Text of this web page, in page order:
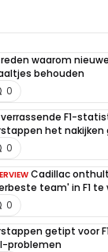
waarom
behouden
0
F1-
het nakijken
0
Cadillac
team' in F1 te
0
getipt voor
problemen